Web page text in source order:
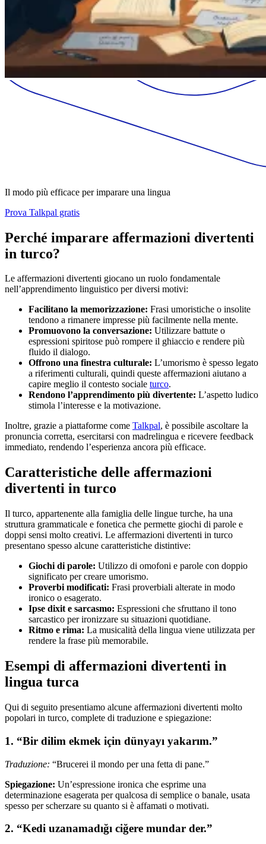
Il modo più efficace per imparare una lingua
Prova Talkpal gratis
Perché imparare affermazioni divertenti
in turco?
Le affermazioni divertenti giocano un ruolo fondamentale
nell’apprendimento linguistico per diversi motivi:
Facilitano la memorizzazione: Frasi umoristiche o insolite
tendono a rimanere impresse più facilmente nella mente.
Promuovono la conversazione: Utilizzare battute o
espressioni spiritose può rompere il ghiaccio e rendere più
fluido il dialogo.
Offrono una finestra culturale: L’umorismo è spesso legato
a riferimenti culturali, quindi queste affermazioni aiutano a
capire meglio il contesto sociale turco.
Rendono l’apprendimento più divertente: L’aspetto ludico
stimola l’interesse e la motivazione.
Inoltre, grazie a piattaforme come Talkpal, è possibile ascoltare la
pronuncia corretta, esercitarsi con madrelingua e ricevere feedback
immediato, rendendo l’esperienza ancora più efficace.
Caratteristiche delle affermazioni
divertenti in turco
Il turco, appartenente alla famiglia delle lingue turche, ha una
struttura grammaticale e fonetica che permette giochi di parole e
doppi sensi molto creativi. Le affermazioni divertenti in turco
presentano spesso alcune caratteristiche distintive:
Giochi di parole: Utilizzo di omofoni e parole con doppio
significato per creare umorismo.
Proverbi modificati: Frasi proverbiali alterate in modo
ironico o esagerato.
Ipse dixit e sarcasmo: Espressioni che sfruttano il tono
sarcastico per ironizzare su situazioni quotidiane.
Ritmo e rima: La musicalità della lingua viene utilizzata per
rendere la frase più memorabile.
Esempi di affermazioni divertenti in
lingua turca
Qui di seguito presentiamo alcune affermazioni divertenti molto
popolari in turco, complete di traduzione e spiegazione:
1. “Bir dilim ekmek için dünyayı yakarım.”
Traduzione: “Brucerei il mondo per una fetta di pane.”
Spiegazione: Un’espressione ironica che esprime una
determinazione esagerata per qualcosa di semplice o banale, usata
spesso per scherzare su quanto si è affamati o motivati.
2. “Kedi uzanamadığı ciğere mundar der.”